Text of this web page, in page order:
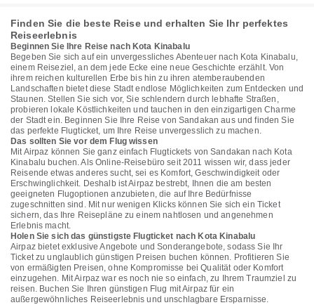
Finden Sie die beste Reise und erhalten Sie Ihr perfektes
Reiseerlebnis
Beginnen Sie Ihre Reise nach Kota Kinabalu
Begeben Sie sich auf ein unvergessliches Abenteuer nach Kota Kinabalu,
einem Reiseziel, an dem jede Ecke eine neue Geschichte erzählt. Von
ihrem reichen kulturellen Erbe bis hin zu ihren atemberaubenden
Landschaften bietet diese Stadt endlose Möglichkeiten zum Entdecken und
Staunen. Stellen Sie sich vor, Sie schlendern durch lebhafte Straßen,
probieren lokale Köstlichkeiten und tauchen in den einzigartigen Charme
der Stadt ein. Beginnen Sie Ihre Reise von Sandakan aus und finden Sie
das perfekte Flugticket, um Ihre Reise unvergesslich zu machen.
Das sollten Sie vor dem Flug wissen
Mit Airpaz können Sie ganz einfach Flugtickets von Sandakan nach Kota
Kinabalu buchen. Als Online-Reisebüro seit 2011 wissen wir, dass jeder
Reisende etwas anderes sucht, sei es Komfort, Geschwindigkeit oder
Erschwinglichkeit. Deshalb ist Airpaz bestrebt, Ihnen die am besten
geeigneten Flugoptionen anzubieten, die auf Ihre Bedürfnisse
zugeschnitten sind. Mit nur wenigen Klicks können Sie sich ein Ticket
sichern, das Ihre Reisepläne zu einem nahtlosen und angenehmen
Erlebnis macht.
Holen Sie sich das günstigste Flugticket nach Kota Kinabalu
Airpaz bietet exklusive Angebote und Sonderangebote, sodass Sie Ihr
Ticket zu unglaublich günstigen Preisen buchen können. Profitieren Sie
von ermäßigten Preisen, ohne Kompromisse bei Qualität oder Komfort
einzugehen. Mit Airpaz war es noch nie so einfach, zu Ihrem Traumziel zu
reisen. Buchen Sie Ihren günstigen Flug mit Airpaz für ein
außergewöhnliches Reiseerlebnis und unschlagbare Ersparnisse.